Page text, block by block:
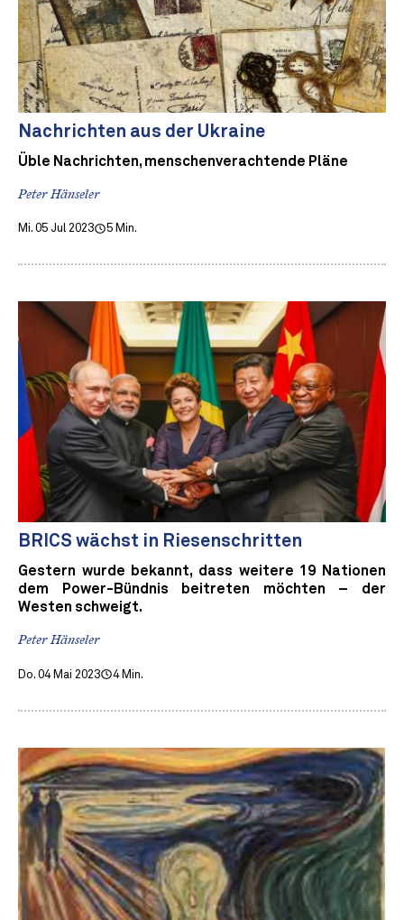
Nachrichten aus der Ukraine
Üble Nachrichten, menschenverachtende Pläne
Peter Hänseler
Mi. 05 Jul 2023 5 Min.
BRICS wächst in Riesenschritten
Gestern wurde bekannt, dass weitere 19 Nationen
dem Power-Bündnis beitreten möchten – der
Westen schweigt.
Peter Hänseler
Do. 04 Mai 2023 4 Min.